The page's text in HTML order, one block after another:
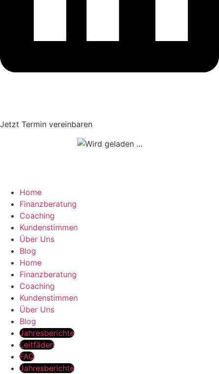
Jetzt Termin vereinbaren
Home
Finanzberatung
Coaching
Kundenstimmen
Über Uns
Blog
Home
Finanzberatung
Coaching
Kundenstimmen
Über Uns
Blog
Jahresberichte
Leitfäden
FAQ
Jahresberichte